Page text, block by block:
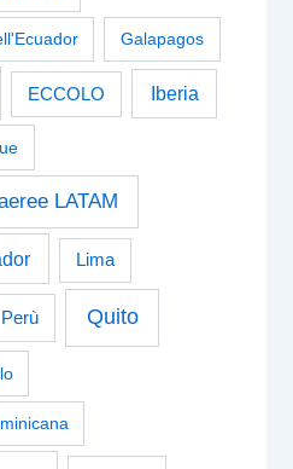
Galapagos
ECCOLO Iberia
LATAM
Lima
Perù Quito